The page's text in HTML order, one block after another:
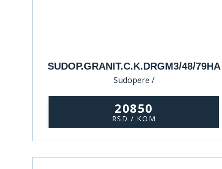
SUDOP.GRANIT.C.K.DRGM3/48/79HA
Sudopere /
20850
RSD / KOM